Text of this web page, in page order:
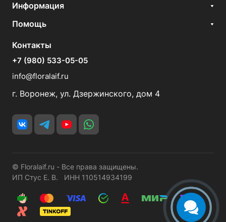
Информация
Помощь
Контакты
+7 (980) 533-05-05
info@floralaif.ru
г. Воронеж, ул. Дзержинского, дом 4
© Floralaif.ru - Все права защищены.
ИП Стус Е. В. ИНН 110514934199